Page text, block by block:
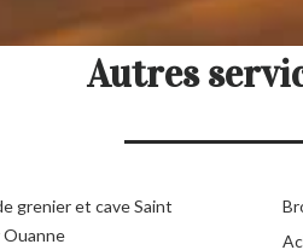
Autres
grenier et cave Saint
Ouanne